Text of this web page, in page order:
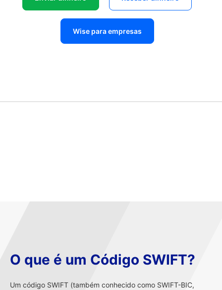
Wise para empresas
O que é um Código SWIFT?
Um código SWIFT (também conhecido como SWIFT-BIC,